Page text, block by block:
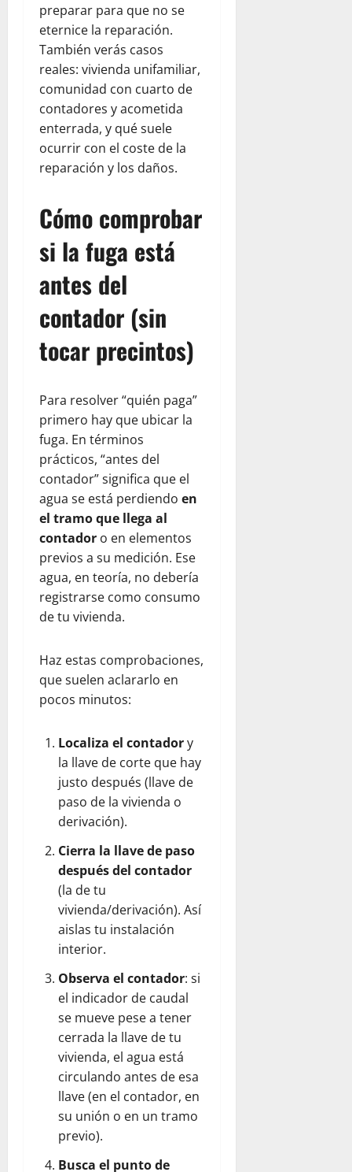
preparar para que no se
eternice la reparación.
También verás casos
reales: vivienda unifamiliar,
comunidad con cuarto de
contadores y acometida
enterrada, y qué suele
ocurrir con el coste de la
reparación y los daños.
Cómo comprobar
si la fuga está
antes del
contador (sin
tocar precintos)
Para resolver “quién paga”
primero hay que ubicar la
fuga. En términos
prácticos, “antes del
contador” significa que el
agua se está perdiendo en
el tramo que llega al
contador o en elementos
previos a su medición. Ese
agua, en teoría, no debería
registrarse como consumo
de tu vivienda.
Haz estas comprobaciones,
que suelen aclararlo en
pocos minutos:
Localiza el contadory
la llave de corte que hay
justo después (llave de
paso de la vivienda o
derivación).
Cierra la llave de paso
después del contador
(la de tu
vivienda/derivación). Así
aislas tu instalación
interior.
Observa el contador: si
el indicador de caudal
se mueve pese a tener
cerrada la llave de tu
vivienda, el agua está
circulando antes de esa
llave (en el contador, en
su unión o en un tramo
previo).
Busca el punto de